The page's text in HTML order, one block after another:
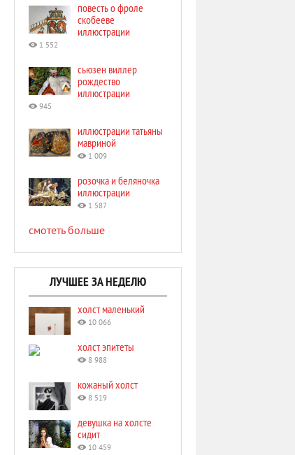
повесть о фроле
скобееве
иллюстрации
1 552
сьюзен виллер
рождество
иллюстрации
945
иллюстрации татьяны
мавриной
1 009
розочка и беляночка
иллюстрации
1 587
смотеть больше
ЛУЧШЕЕ ЗА НЕДЕЛЮ
холст маленький
10 066
холст эпитеты
8 988
кожаный холст
8 519
девушка на холсте
сидит
10 459